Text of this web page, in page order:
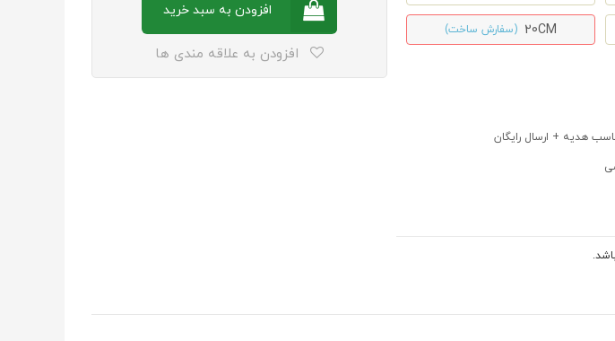
20CM (سفارش ساخت)
هدیه + ارسال رایگان
افزودن به سبدخرید
افزودن به علاقه مندی ها